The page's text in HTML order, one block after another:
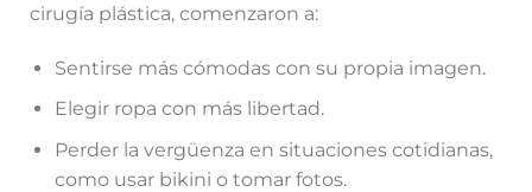
cirugía plástica, comenzaron a:
Sentirse más cómodas con su propia imagen.
Elegir ropa con más libertad.
Perder la vergüenza en situaciones cotidianas,
como usar bikini o tomar fotos.